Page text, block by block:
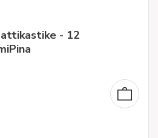
- 12